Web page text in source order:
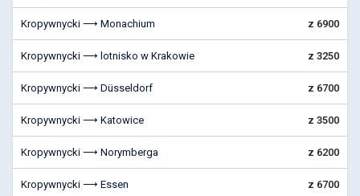
Kropywnycki ⟶ Monachium z 6900
Kropywnycki ⟶ lotnisko w Krakowie z 3250
Kropywnycki ⟶ Düsseldorf z 6700
Kropywnycki ⟶ Katowice z 3500
Kropywnycki ⟶ Norymberga z 6200
Kropywnycki ⟶ Essen z 6700